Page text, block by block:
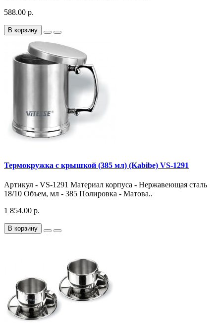
588.00 р.
В корзину
Термокружка с крышкой (385 мл) (Kabibe) VS-1291
Артикул - VS-1291 Материал корпуса - Нержавеющая сталь
18/10 Объем, мл - 385 Полировка - Матова..
1 854.00 р.
В корзину